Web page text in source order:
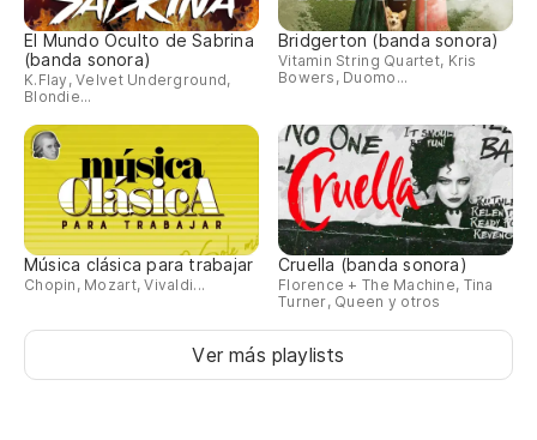
El Mundo Oculto de Sabrina
(banda sonora)
K.Flay, Velvet Underground,
Blondie...
Bridgerton (banda sonora)
Vitamin String Quartet, Kris
Bowers, Duomo...
Música clásica para trabajar
Chopin, Mozart, Vivaldi...
Cruella (banda sonora)
Florence + The Machine, Tina
Turner, Queen y otros
Ver más playlists